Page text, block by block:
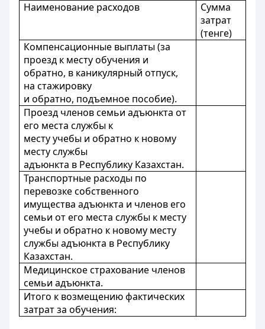
Наименование расходов
Сумма
затрат
(тенге)
Компенсационные выплаты (за
проезд к месту обучения и
обратно, в каникулярный отпуск,
на стажировку
и обратно, подъемное пособие).
Проезд членов семьи адъюнкта от
его места службы к
месту учебы и обратно к новому
месту службы
адъюнкта в Республику Казахстан.
Транспортные расходы по
перевозке собственного
имущества адъюнкта и членов его
семьи от его места службы к месту
учебы и обратно к новому месту
службы адъюнкта в Республику
Казахстан.
Медицинское страхование членов
семьи адъюнкта.
Итого к возмещению фактических
затрат за обучения: